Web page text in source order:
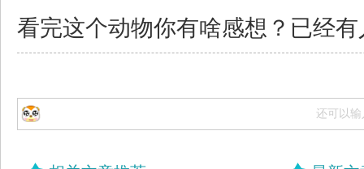
看完这个动物你有啥感想？已经有
还可以输